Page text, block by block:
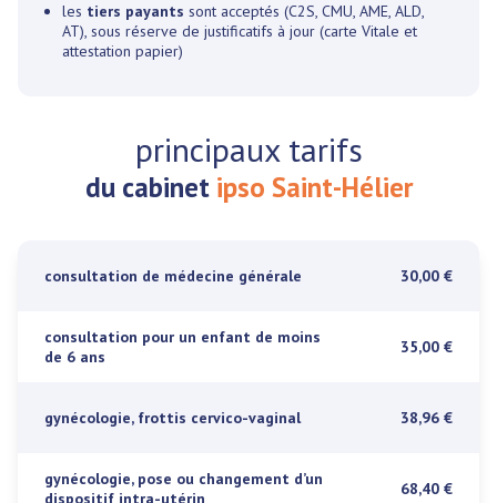
les tiers payants sont acceptés (C2S, CMU, AME, ALD,
AT), sous réserve de justificatifs à jour (carte Vitale et
attestation papier)
principaux tarifs
du cabinet ipso Saint-Hélier
consultation de médecine générale 30,00 €
consultation pour un enfant de moins
de 6 ans
35,00 €
gynécologie, frottis cervico-vaginal 38,96 €
gynécologie, pose ou changement d’un
dispositif intra-utérin
68,40 €